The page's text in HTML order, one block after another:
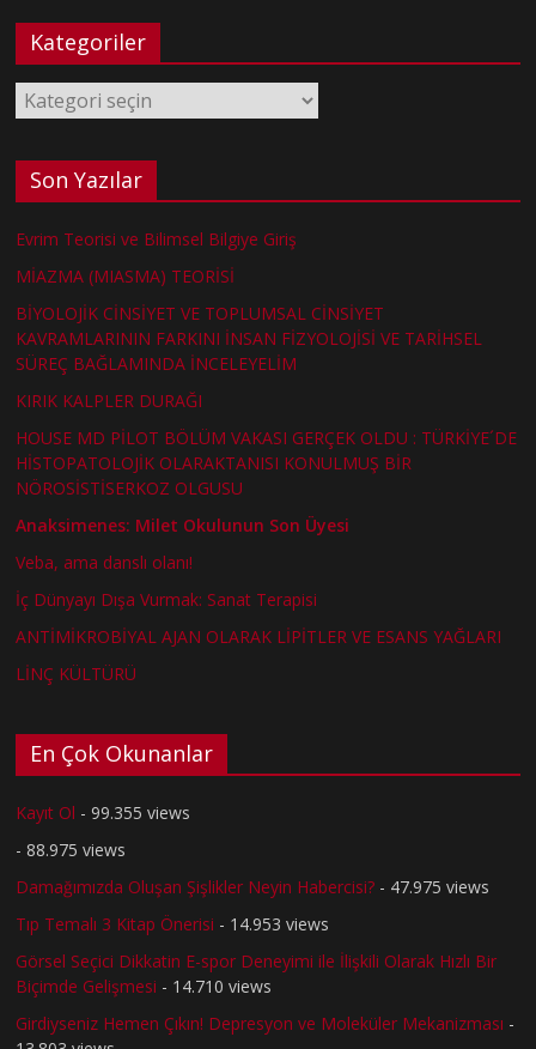
Kategoriler
Kategoriler
Son Yazılar
Evrim Teorisi ve Bilimsel Bilgiye Giriş
MİAZMA (MIASMA) TEORİSİ
BİYOLOJİK CİNSİYET VE TOPLUMSAL CİNSİYET
KAVRAMLARININ FARKINI İNSAN FİZYOLOJİSİ VE TARİHSEL
SÜREÇ BAĞLAMINDA İNCELEYELİM
KIRIK KALPLER DURAĞI
HOUSE MD PİLOT BÖLÜM VAKASI GERÇEK OLDU : TÜRKİYE´DE
HİSTOPATOLOJİK OLARAKTANISI KONULMUŞ BİR
NÖROSİSTİSERKOZ OLGUSU
Anaksimenes: Milet Okulunun Son Üyesi
Veba, ama danslı olanı!
İç Dünyayı Dışa Vurmak: Sanat Terapisi
ANTİMİKROBİYAL AJAN OLARAK LİPİTLER VE ESANS YAĞLARI
LİNÇ KÜLTÜRÜ
En Çok Okunanlar
Kayıt Ol - 99.355 views
- 88.975 views
Damağımızda Oluşan Şişlikler Neyin Habercisi? - 47.975 views
Tıp Temalı 3 Kitap Önerisi - 14.953 views
Görsel Seçici Dikkatin E-spor Deneyimi ile İlişkili Olarak Hızlı Bir
Biçimde Gelişmesi - 14.710 views
Girdiyseniz Hemen Çıkın! Depresyon ve Moleküler Mekanizması -